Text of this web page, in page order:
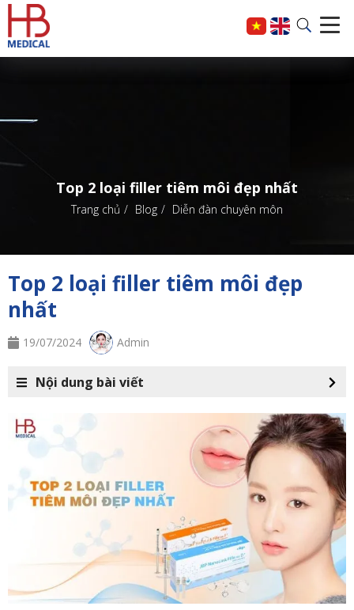
Top 2 loại filler tiêm môi đẹp nhất
Trang chủ Blog Diễn đàn chuyên môn
Top 2 loại filler tiêm môi đẹp
nhất
19/07/2024 Admin
Nội dung bài viết